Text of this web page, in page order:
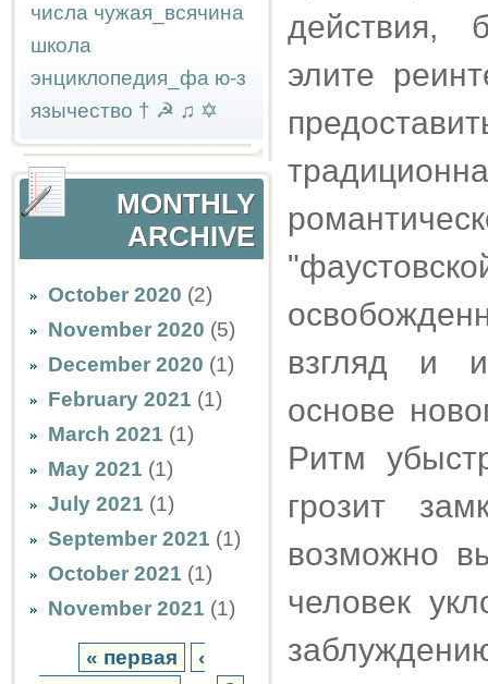
числа чужая_всячина
школа
энциклопедия_фа ю-з
язычество † ☭ ♫ ✡
MONTHLY
ARCHIVE
October 2020 (2)
November 2020 (5)
December 2020 (1)
February 2021 (1)
March 2021 (1)
May 2021 (1)
July 2021 (1)
September 2021 (1)
October 2021 (1)
November 2021 (1)
« первая
‹
действия,
элите
взгляд и
основе
Ритм
грозит
возможно
человек